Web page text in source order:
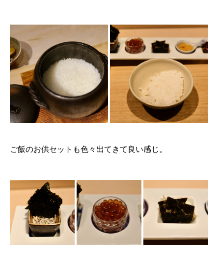
ご飯のお供セットも色々出てきて良い感じ。